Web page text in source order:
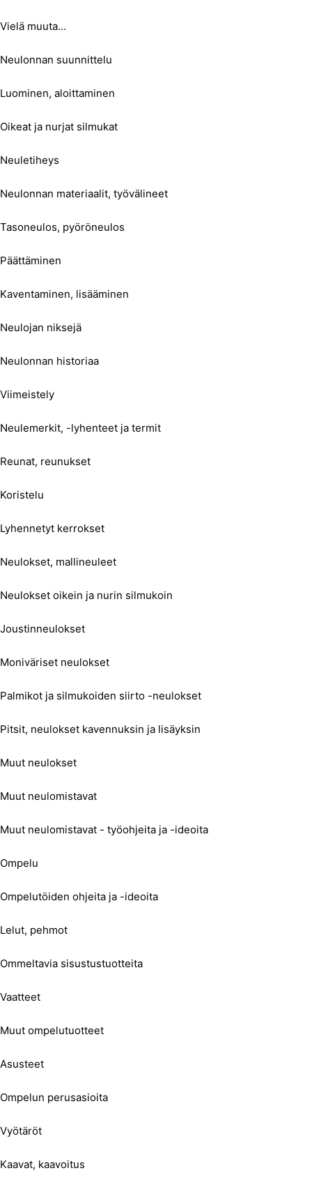
Vielä muuta...
Neulonnan suunnittelu
Luominen, aloittaminen
Oikeat ja nurjat silmukat
Neuletiheys
Neulonnan materiaalit, työvälineet
Tasoneulos, pyöröneulos
Päättäminen
Kaventaminen, lisääminen
Neulojan niksejä
Neulonnan historiaa
Viimeistely
Neulemerkit, -lyhenteet ja termit
Reunat, reunukset
Koristelu
Lyhennetyt kerrokset
Neulokset, mallineuleet
Neulokset oikein ja nurin silmukoin
Joustinneulokset
Moniväriset neulokset
Palmikot ja silmukoiden siirto -neulokset
Pitsit, neulokset kavennuksin ja lisäyksin
Muut neulokset
Muut neulomistavat
Muut neulomistavat - työohjeita ja -ideoita
Ompelu
Ompelutöiden ohjeita ja -ideoita
Lelut, pehmot
Ommeltavia sisustustuotteita
Vaatteet
Muut ompelutuotteet
Asusteet
Ompelun perusasioita
Vyötäröt
Kaavat, kaavoitus